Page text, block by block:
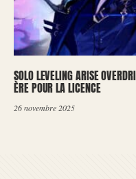
SOLO LEVELING ARISE
ÈRE POUR LA LICENCE
26 novembre 2025